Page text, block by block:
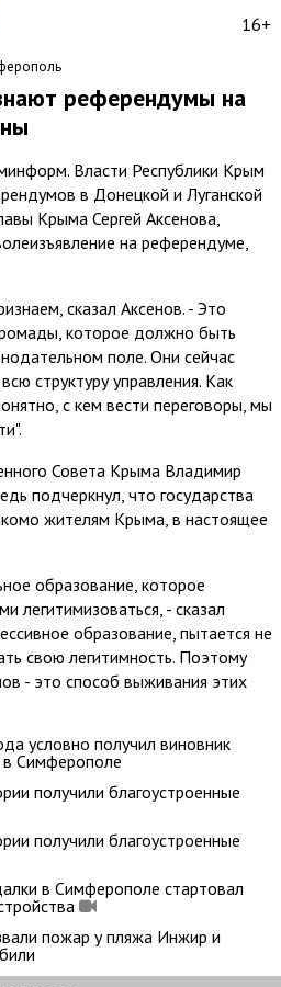
16+
референдумы на
Власти Республики Крым
в Донецкой и Луганской
Крыма Сергей Аксенова,
на референдуме,
сказал Аксенов. - Это
которое должно быть
поле. Они сейчас
структуру управления. Как
с кем вести переговоры, мы
Совета Крыма Владимир
подчеркнул, что государства
жителям Крыма, в настоящее
образование, которое
легитимизоваться, - сказал
образование, пытается не
свою легитимность. Поэтому
- это способ выживания этих
условно получил виновник
Симферополе
получили благоустроенные
получили благоустроенные
в Симферополе стартовал
пожар у пляжа Инжир и